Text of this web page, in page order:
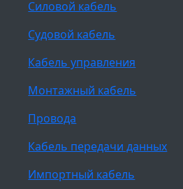
Силовой кабель
Судовой кабель
Кабель управления
Монтажный кабель
Провода
Кабель передачи данных
Импортный кабель